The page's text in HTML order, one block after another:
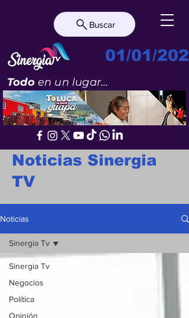
Buscar
01/01/
Todoen un lugar...
Noticias Sinergia
TV
Noticias
Sinergia Tv
Negocios
Política
Opinión
Sinergia Tv